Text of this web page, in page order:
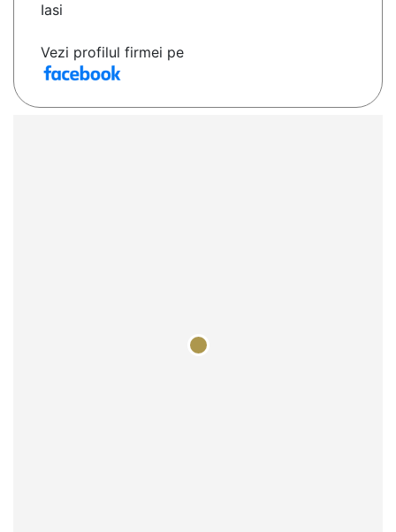
Iasi
Vezi profilul firmei pe